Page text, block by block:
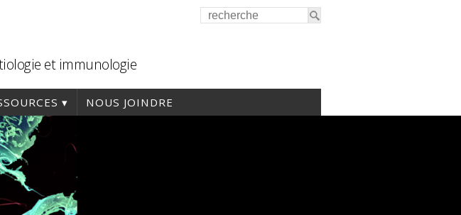
et immunologie
NOUS JOINDRE